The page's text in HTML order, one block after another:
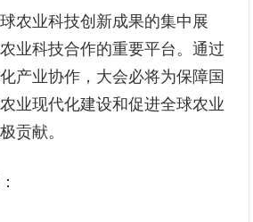
农业科技创新成果的集中展
业科技合作的重要平台。通过
产业协作，大会必将为保障国
业现代化建设和促进全球农业
贡献。